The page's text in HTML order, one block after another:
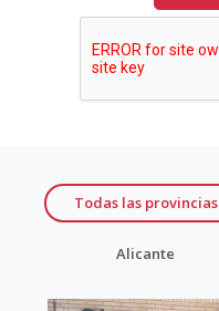
Todas las provincias
Alicante